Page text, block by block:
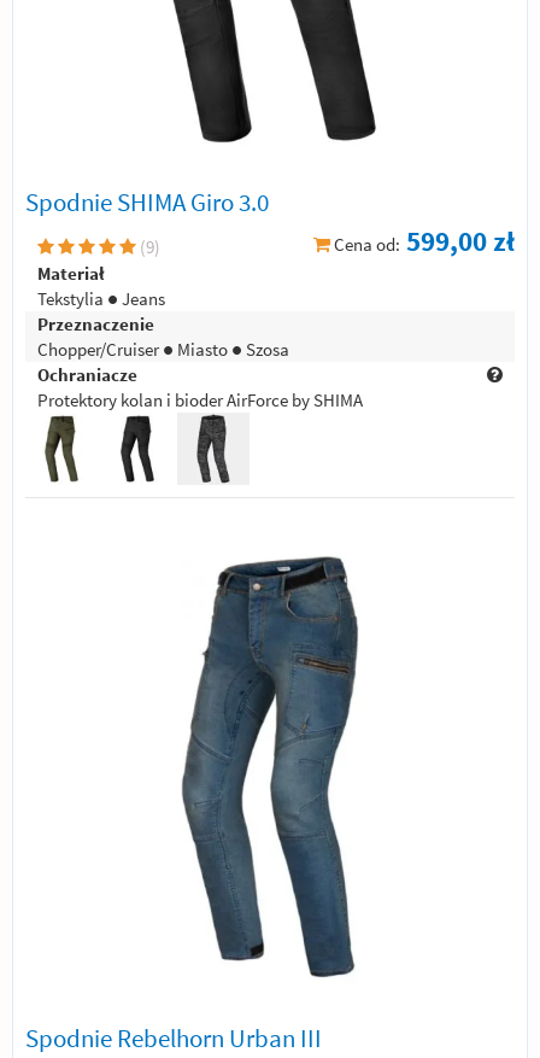
Spodnie SHIMA Giro 3.0
(9) Cena od: 599,00 zł
Materiał
Tekstylia ● Jeans
Przeznaczenie
Chopper/Cruiser ● Miasto ● Szosa
Ochraniacze
Protektory kolan i bioder AirForce by SHIMA
Spodnie Rebelhorn Urban III